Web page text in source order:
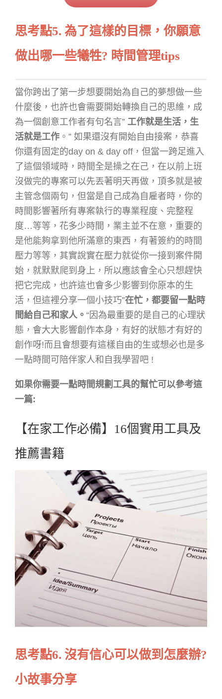
思考點5. 為了這樣的目標，你願意
做出哪一些犧牲? 時間管理tips
當你跨出了第一步想要開始為自己的夢想做一些
什麼後，也許也會需要開始轉換自己的思維，成
為一個創意工作者有句名言” 工作就是生活，生
活就是工作 。” 如果還沒有開始自由接案，恭喜
你還有固定的day on & day off，但當一跨足進入
了這個領域時，時間全是操之在己，在以前上班
沒做完的專案可以先丟著明天再做，頂多就是被
主管念個兩句，但當是自己成為自雇者時，你的
時間影響著所有專案執行的專業程度、完整程
度…等等，花多少時間，業主並不在意，重要的
是他能夠拿到他所滿意的東西，有著簽約的時間
壓力等等，其實說實在壓力就從你一接到案件開
始，就默默爬到身上，所以應該會全心只想趕快
把它完成，也許這也會多少影響到你原本的生
活，但這裡分享一個小技巧”在忙，都要留一點時
間給自己和家人。 “因為最重要的是自己的心理狀
態，會大大影響創作本身，有好的狀態才有好的
創作呀!而且會想要有這樣自由的生或想必也是多
一點時間可陪伴家人和自我學習吧 !
如果你需要一點時間規劃工具的幫忙可以參考這
一篇:
【在家工作必備】16個實用工具及
推薦書籍
思考點6. 沒有信心可以做到怎麼辦?
小故事分享